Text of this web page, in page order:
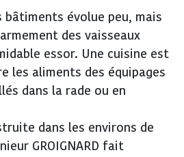
évolue peu, mais
des vaisseaux
essor. Une cuisine est
les aliments des équipages
dans la rade ou en
dans les environs de
GROIGNARD fait